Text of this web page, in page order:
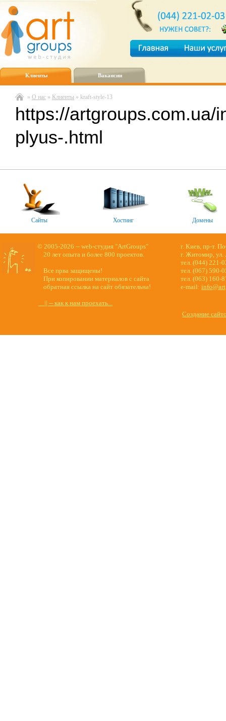
Клиенты Вакансии
» О нас » Клиенты » kraft-style-13
https://artgroups.com.ua/
plyus-.html
Сайты Хостинг Домены
© 2005-2026 -- web-студия "ArtGroups"
20 лет опыта и более 800 проектов.
Все прва защищены!
При копировании материалов с сайта
обратная ссылка на сайт обязательна!
|| -- как к нам проехать...
г. Киев, пр-т.
г. Житомир, ул.
тел. (044) 221-
тел. (067) 590-
тел. (063) 160-
e-mail:
Создание